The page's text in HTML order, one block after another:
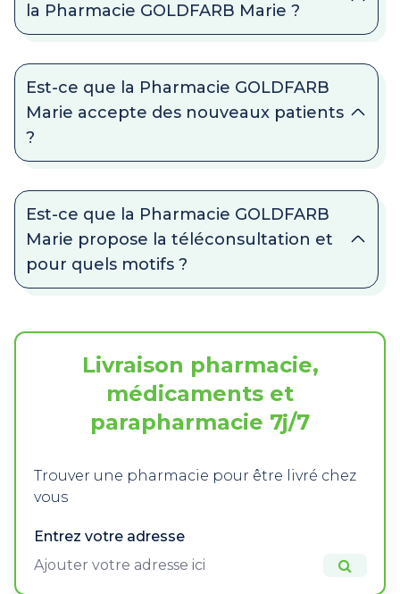
la Pharmacie GOLDFARB Marie ?
Est-ce que la Pharmacie GOLDFARB
Marie accepte des nouveaux patients
?
Est-ce que la Pharmacie GOLDFARB
Marie propose la téléconsultation et
pour quels motifs ?
Livraison pharmacie,
médicaments et
parapharmacie 7j/7
Trouver une pharmacie pour être livré chez
vous
Entrez votre adresse